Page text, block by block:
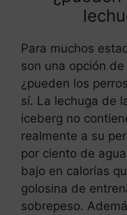
Para muchos
son una opción
¿pueden los
sí. La lechuga de
iceberg no
realmente a su
por ciento de
bajo en calorías
golosina de
sobrepeso.